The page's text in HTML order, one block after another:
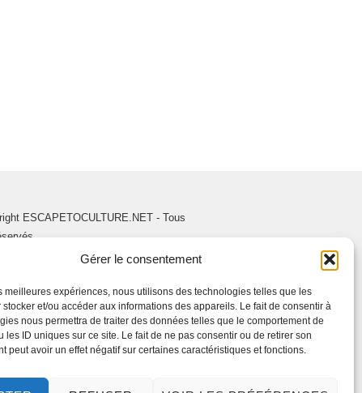
Gérer le consentement
meilleures expériences, nous utilisons des technologies telles que les
et/ou accéder aux informations des appareils. Le fait de consentir à
nous permettra de traiter des données telles que le comportement de
les ID uniques sur ce site. Le fait de ne pas consentir ou de retirer son
peut avoir un effet négatif sur certaines caractéristiques et fonctions.
ESCAPETOCULTURE.NET - Tous